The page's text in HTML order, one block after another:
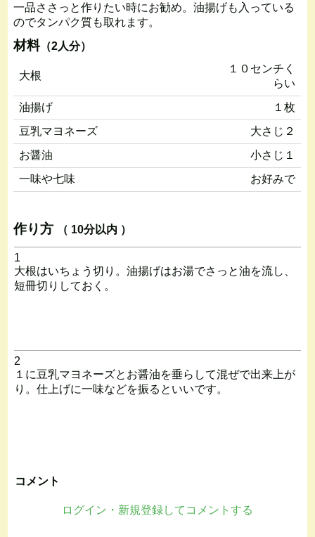
一品ささっと作りたい時にお勧め。油揚げも入っている
のでタンパク質も取れます。
材料（2人分）
大根
１０センチく
らい
油揚げ
１枚
豆乳マヨネーズ
大さじ２
お醤油
小さじ１
一味や七味
お好みで
作り方 （ 10分以内 ）
1
大根はいちょう切り。油揚げはお湯でさっと油を流し、
短冊切りしておく。
2
１に豆乳マヨネーズとお醤油を垂らして混ぜで出来上が
り。仕上げに一味などを振るといいです。
コメント
ログイン・新規登録してコメントする